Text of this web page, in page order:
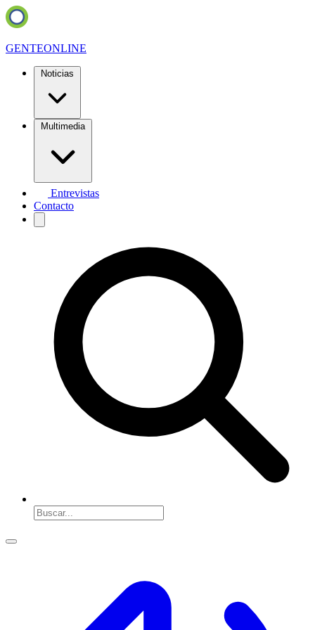
GENTEONLINE
Noticias
Multimedia
Entrevistas
Contacto